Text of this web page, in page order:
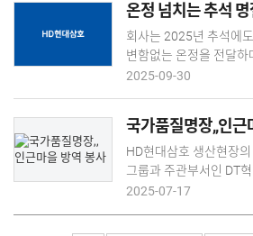
전남사회복지공동모금
방식으로 이뤄졌습니다. HD현대1%나눔재단은
그룹사 임직원의 급여
활동에 뜻 깊게 사용하고
나눴습니다. 주부대학 총동창회는 지난 2일(화)
기숙사 식당에서 김재을
비롯해 임직원과 주부
참석한 가운데 ‘사랑의 김
김장해 영암군 관내 취약
등에 전달했습니다. 장영희 총동창회장은 “회사
임직원 및 주부대학 총
맛있는 김치로 지역의 어
온정 넘치는 추석 명
회사는 2025년 추석에
변함없는 온정을 전달하
지역과 온기를 나누기 위
따뜻한 추석 명절을 보
농어촌상생협력기금 1
기금으로 마련한 쌀을
해남) 32개 사회복지시
2025-09-30
국가품질명장,,인근
HD현대삼호 생산현장
그룹과 주관부서인 DT
ESG 실천의 일환으로 회
2025-07-17